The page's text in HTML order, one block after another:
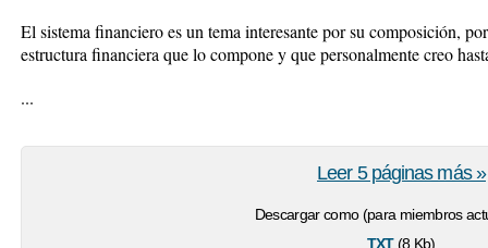
El sistema financiero es un tema interesante por su composición,
estructura financiera que lo compone y que personalmente creo
...
Descargar como (para miembros
txt(8 Kb)
Leer 5 páginas más »